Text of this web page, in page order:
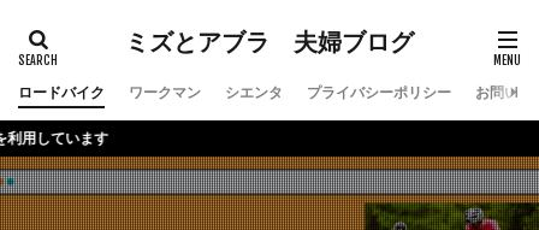
ミズとアブラ 夫婦ブログ
ロードバイク ワークマン シエンタ プライバシーポリシー お問い合